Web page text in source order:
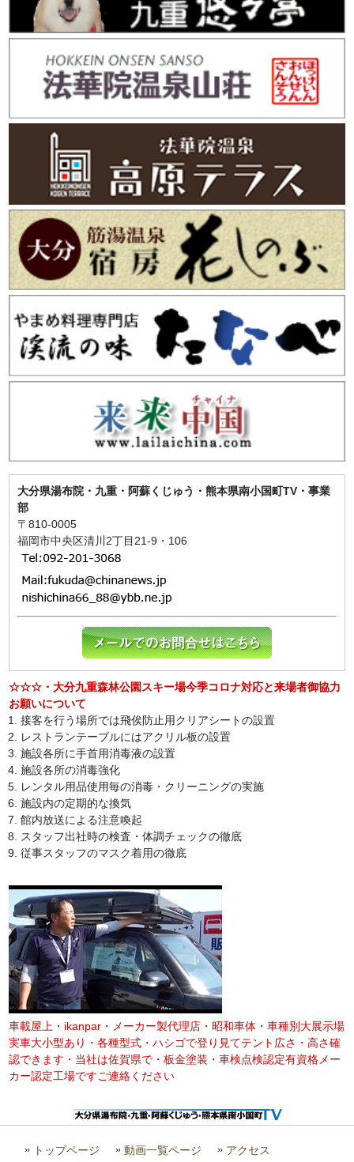
大分県湯布院・九重・阿蘇くじゅう・熊本県南小国町TV・事業
部
〒810-0005
福岡市中央区清川2丁目21-9・106
☆☆☆・大分九重森林公園スキー場今季コロナ対応と来場者御協力
お願いについて
接客を行う場所では飛俟防止用クリアシートの設置
レストランテーブルにはアクリル板の設置
施設各所に手首用消毒液の設置
施設各所の消毒強化
レンタル用品使用毎の消毒・クリーニングの実施
施設内の定期的な換気
館内放送による注意喚起
スタッフ出社時の検査・体調チェックの徹底
従事スタッフのマスク着用の徹底
車載屋上・ikanpar・メーカー製代理店・昭和車体・車種別大展示場
実車大小型あり・各種型式・ハシゴで登り見てテント広さ・高さ確
認できます・当社は佐賀県で・板金塗装・車検点検認定有資格メー
カー認定工場ですご連絡ください
トップページ 動画一覧ページ アクセス